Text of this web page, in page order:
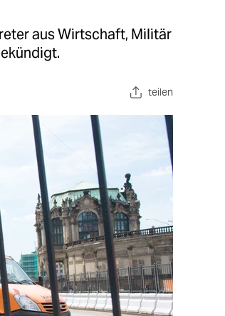
aus Wirtschaft, Militär
teilen